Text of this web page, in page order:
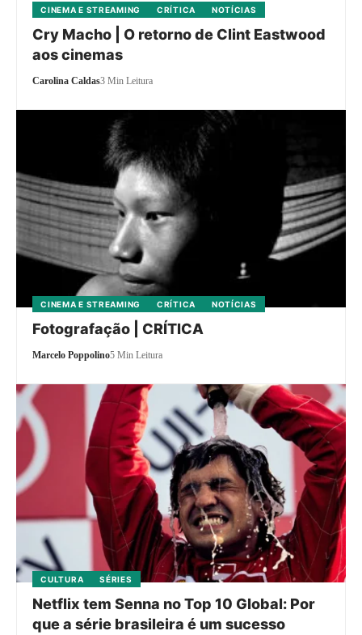
CINEMA E STREAMING CRÍTICA NOTÍCIAS
Cry Macho | O retorno de Clint Eastwood
aos cinemas
Carolina Caldas3 Min Leitura
CINEMA E STREAMING CRÍTICA NOTÍCIAS
Fotografação | CRÍTICA
Marcelo Poppolino5 Min Leitura
CULTURA SÉRIES
Netflix tem Senna no Top 10 Global: Por
que a série brasileira é um sucesso